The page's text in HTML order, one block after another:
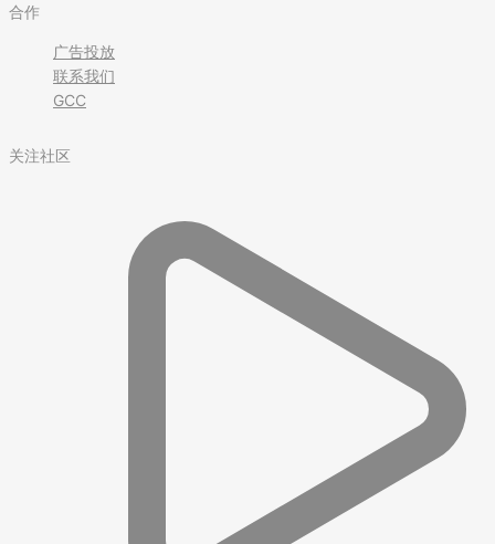
合作
广告投放
联系我们
GCC
关注社区